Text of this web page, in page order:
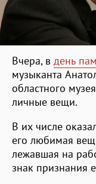
Вчера, в день
музыканта
областного
личные вещи.
В их числе
его любимая
лежавшая на
знак признания